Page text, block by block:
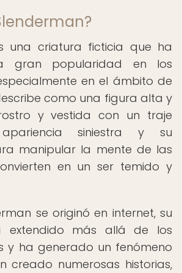
una criatura ficticia que ha
gran popularidad en los
en el ámbito de
como una figura alta y
y vestida con un traje
siniestra y su
manipular la mente de las
en un ser temido y
se originó en internet, su
extendido más allá de los
y ha generado un fenómeno
creado numerosas historias,